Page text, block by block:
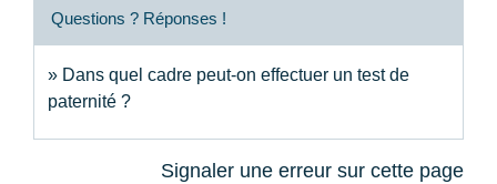
Questions ? Réponses !
Dans quel cadre peut-on effectuer un test de
paternité ?
Signaler une erreur sur cette page